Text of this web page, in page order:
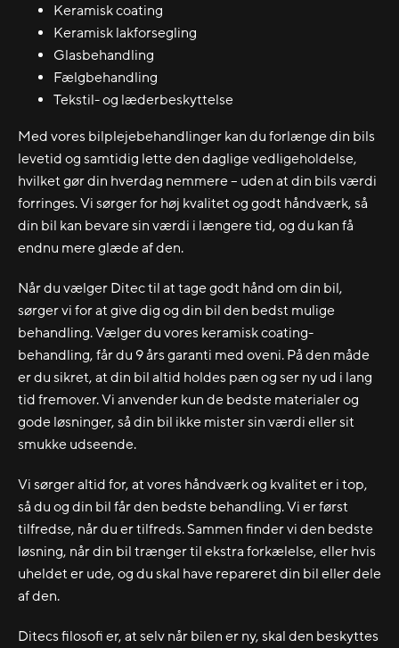
Keramisk coating
Keramisk lakforsegling
Glasbehandling
Fælgbehandling
Tekstil- og læderbeskyttelse
Med vores bilplejebehandlinger kan du forlænge din bils
levetid og samtidig lette den daglige vedligeholdelse,
hvilket gør din hverdag nemmere – uden at din bils værdi
forringes. Vi sørger for høj kvalitet og godt håndværk, så
din bil kan bevare sin værdi i længere tid, og du kan få
endnu mere glæde af den.
Når du vælger Ditec til at tage godt hånd om din bil,
sørger vi for at give dig og din bil den bedst mulige
behandling. Vælger du vores keramisk coating-
behandling, får du 9 års garanti med oveni. På den måde
er du sikret, at din bil altid holdes pæn og ser ny ud i lang
tid fremover. Vi anvender kun de bedste materialer og
gode løsninger, så din bil ikke mister sin værdi eller sit
smukke udseende.
Vi sørger altid for, at vores håndværk og kvalitet er i top,
så du og din bil får den bedste behandling. Vi er først
tilfredse, når du er tilfreds. Sammen finder vi den bedste
løsning, når din bil trænger til ekstra forkælelse, eller hvis
uheldet er ude, og du skal have repareret din bil eller dele
af den.
Ditecs filosofi er, at selv når bilen er ny, skal den beskyttes